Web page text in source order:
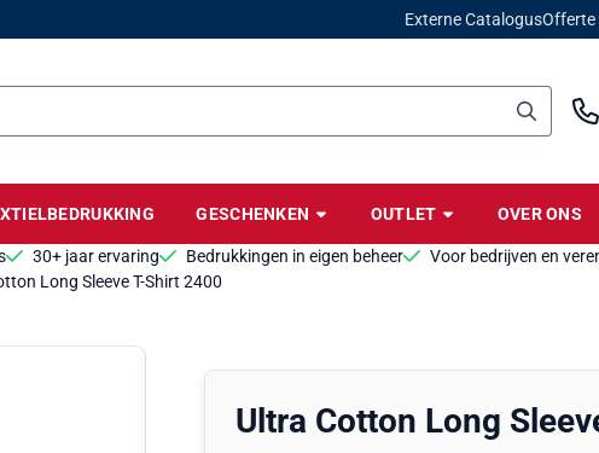
Externe CatalogusOfferte
GESCHENKEN OUTLET OVER ONS
30+ jaar ervaring Bedrukkingen in eigen beheer
Voor bedrijven en
Long Sleeve T-Shirt 2400
Ultra Cotton Long